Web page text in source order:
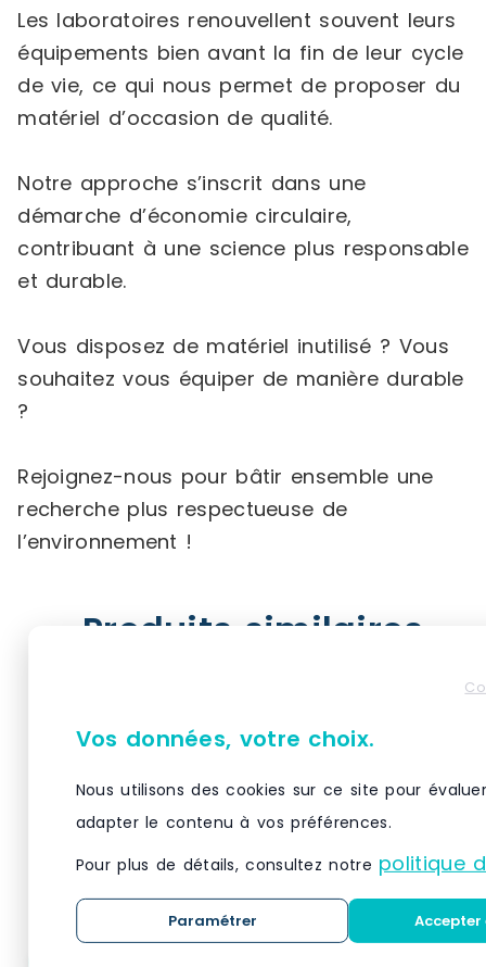
Les laboratoires renouvellent souvent leurs
équipements bien avant la fin de leur cycle
de vie, ce qui nous permet de proposer du
matériel d’occasion de qualité.
Notre approche s’inscrit dans une
démarche d’économie circulaire,
contribuant à une science plus responsable
et durable.
Vous disposez de matériel inutilisé ? Vous
souhaitez vous équiper de manière durable
?
Rejoignez-nous pour bâtir ensemble une
recherche plus respectueuse de
l’environnement !
Produits similaires
Vos données, votre choix.
Nous utilisons des cookies sur ce site pour
adapter le contenu à vos préférences.
Pour plus de détails, consultez notre politique
Paramétrer